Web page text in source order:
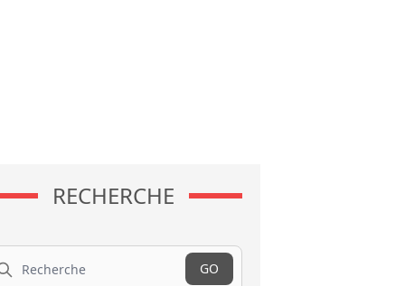
RECHERCHE
GO